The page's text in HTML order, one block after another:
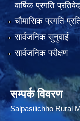
वार्षिक प्रगति
चौमासिक प्रगति
सार्वजनिक सुनुवाई
सार्वजनिक परीक्षण
सम्पर्क विवरण
Salpasilichho Rural